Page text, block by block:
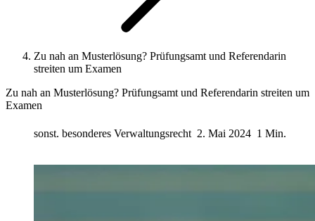
Zu nah an Musterlösung? Prüfungsamt und Referendarin
streiten um Examen
Zu nah an Musterlösung? Prüfungsamt und Referendarin streiten um
Examen
sonst. besonderes Verwaltungsrecht 2. Mai 2024 1 Min.